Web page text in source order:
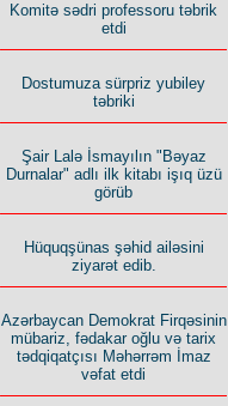
İlham İsmayıl yazır:
Rusiyanın süqutunu qaçılmaz
edən beş şərt
Komitə sədri professoru təbrik
etdi
Dostumuza sürpriz yubiley
təbriki
Şair Lalə İsmayılın "Bəyaz
Durnalar" adlı ilk kitabı işıq üzü
görüb
Hüquqşünas şəhid ailəsini
ziyarət edib.
Azərbaycan Demokrat Firqəsinin
mübariz, fədakar oğlu və tarix
tədqiqatçısı Məhərrəm İmaz
vəfat etdi